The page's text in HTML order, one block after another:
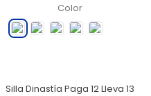
Color
Silla Dinastía Paga 12 Lleva 13